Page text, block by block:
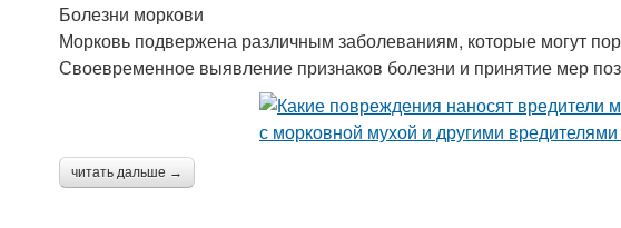
Болезни моркови
Морковь подвержена различным заболеваниям, которые могут
Своевременное выявление признаков болезни и принятие мер
читать дальше →